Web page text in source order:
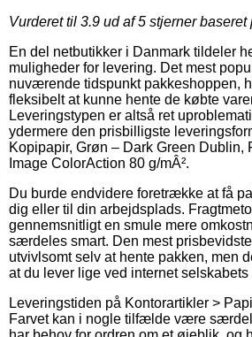
Vurderet til 3.9 ud af 5 stjerner baseret
En del netbutikker i Danmark tildeler
muligheder for levering. Det mest
nuværende tidspunkt pakkeshoppen,
fleksibelt at kunne hente de købte
Leveringstypen er altså ret
ydermere den prisbilligste
Kopipapir, Grøn – Dark Green Dublin,
Image ColorAction 80 g/mÂ².
Du burde endvidere foretrække at få
dig eller til din arbejdsplads.
gennemsnitligt en smule mere
særdeles smart. Den mest
utvivlsomt selv at hente pakken, men
at du lever lige ved internet selskabets
Leveringstiden på Kontorartikler >
Farvet kan i nogle tilfælde være